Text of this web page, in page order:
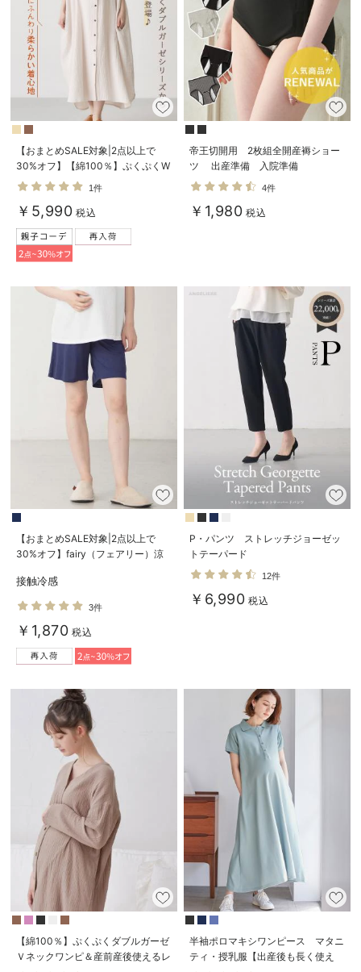
【おまとめSALE対象|2点以上で
30%オフ】【綿100％】ぷくぷくW
ガーゼシャツワンピースネグリジ
ェ マタニティ・授乳パジャマ【出
産後も長く着られる】
1件
￥5,990 税込
帝王切開用 2枚組全開産褥ショー
ツ 出産準備 入院準備
4件
￥1,980 税込
【おまとめSALE対象|2点以上で
30%オフ】fairy（フェアリー）涼
ィ・産後【出産後も長く使える】
接触冷感
3件
￥1,870 税込
P・パンツ ストレッチジョーゼッ
トテーパード
12件
￥6,990 税込
【綿100％】ぷくぷくダブルガーゼ
Ｖネックワンピ＆産前産後使えるレ
半袖ポロマキシワンピース マタニ
ティ・授乳服【出産後も長く使え